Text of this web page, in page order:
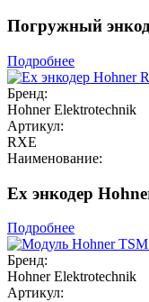
Погружный
Подробнее
Бренд:
Hohner Elektrotechnik
Артикул:
RXE
Наименование:
Ex энкодер
Подробнее
Бренд:
Hohner Elektrotechnik
Артикул: